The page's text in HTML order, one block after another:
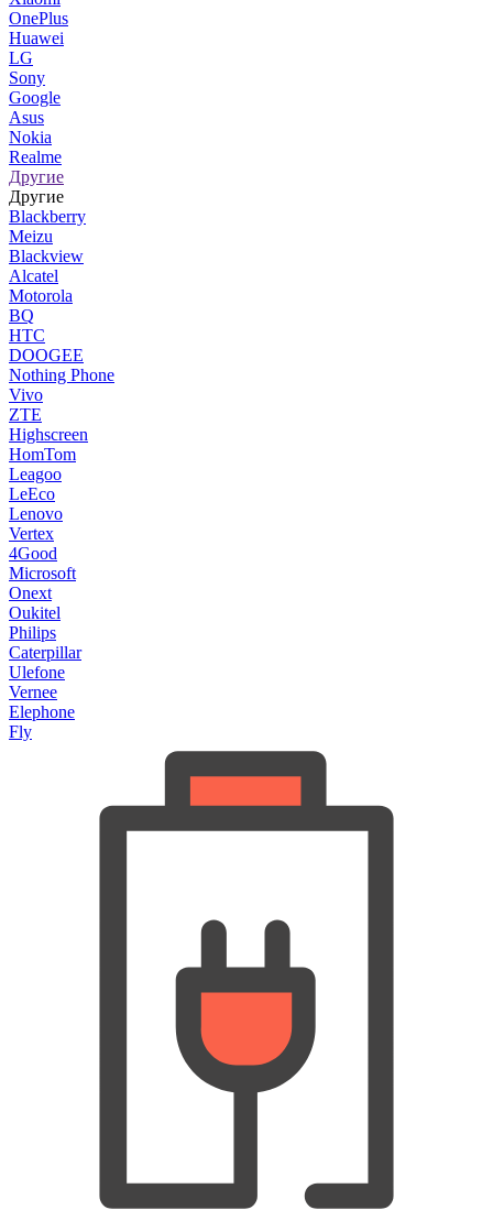
OnePlus
Huawei
LG
Sony
Google
Asus
Nokia
Realme
Другие
Другие
Blackberry
Meizu
Blackview
Alcatel
Motorola
BQ
HTC
DOOGEE
Nothing Phone
Vivo
ZTE
Highscreen
HomTom
Leagoo
LeEco
Lenovo
Vertex
4Good
Microsoft
Onext
Oukitel
Philips
Caterpillar
Ulefone
Vernee
Elephone
Fly